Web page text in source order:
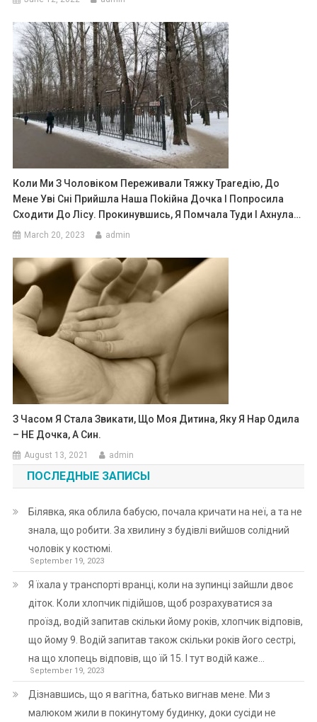
Коли Ми З Чоловіком Переживали Тяжку Траrедію, До
Мене Уві Сні Прийшла Наша Поkійна Дочка І Попросила
Сходити До Лісу. Прокинувшись, Я Помчала Туди І Ахнула…
March 20, 2023 admin
З Часом Я Стала Звикати, Що Моя Дитина, Яку Я Нар Одила
– НЕ Дочка, А Син.
August 13, 2021 admin
ПОСЛЕДНЫЕ ЗАПИСЫ
Білявка, яка облила бабусю, почала кричати на неї, а та не
знала, що робити. За хвилину з будівлі вийшов солідний
чоловік у костюмі.
September 19, 2023
Я їхала у транспорті вранці, коли на зупинці зайшли двоє
діток. Коли хлопчик підійшов, щоб розрахуватися за
проїзд, водій запитав скільки йому років, хлопчик відповів,
що йому 9. Водій запитав також скільки років його сестрі,
на що хлопець відповів, що їй 15. І тут водій каже…
September 19, 2023
Дізнавшись, що я вагітна, батько вигнав мене. Ми з
малюком жили в покинутому будинку, доки сусіди не